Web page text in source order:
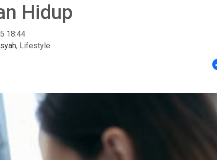
Hidup
18:44
, Lifestyle